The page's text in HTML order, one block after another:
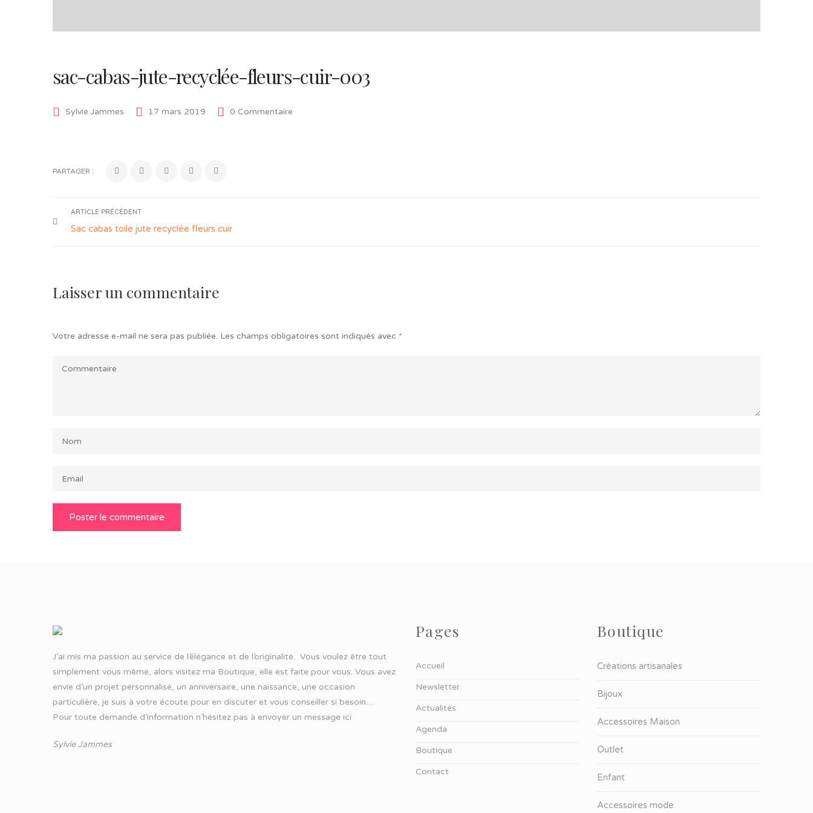
sac-cabas-jute-recyclée-fleurs-cuir-003
Sylvie Jammes 17 mars 2019 0 Commentaire
PARTAGER :
ARTICLE PRÉCÉDENT
Sac cabas toile jute recyclée fleurs cuir
Laisser un commentaire
Votre adresse e-mail ne sera pas publiée. Les champs obligatoires sont indiqués avec *
J’ai mis ma passion au service de l’élégance et de l’originalité. Vous voulez être tout
simplement vous même, alors visitez ma Boutique, elle est faite pour vous. Vous avez
envie d’un projet personnalisé, un anniversaire, une naissance, une occasion
particulière, je suis à votre écoute pour en discuter et vous conseiller si besoin…
Pour toute demande d’information n’hésitez pas à envoyer un message ici
Sylvie Jammes
Pages
Accueil
Newsletter
Actualités
Agenda
Boutique
Contact
Boutique
Créations artisanales
Bijoux
Accessoires Maison
Outlet
Enfant
Accessoires mode